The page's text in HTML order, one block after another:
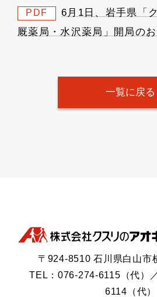
PDF
6月1日、岩手県「
厩薬局・水沢薬局」開局の
一覧に戻る
〒924-8510 石川県白山市
TEL：076-274-6115（代）
6114（代）